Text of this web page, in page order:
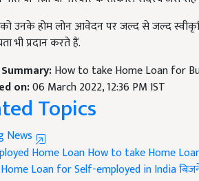
उनके होम लोन आवेदन पर जल्द से जल्द
भी प्रदान करते हैं.
on:06 March 2022, 12:36 PM IST
Topics
News
Home Loan
Home Loan for Self-employed in India